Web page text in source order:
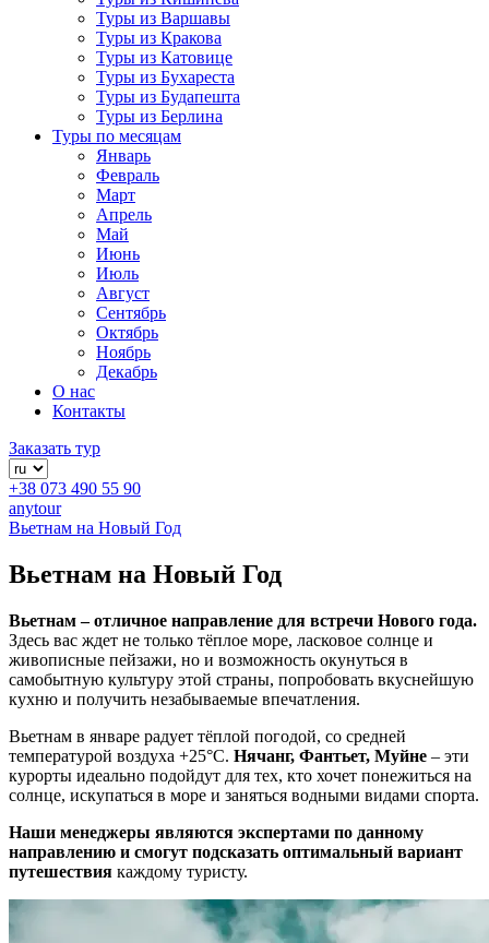
Туры из Варшавы
Туры из Кракова
Туры из Катовице
Туры из Бухареста
Туры из Будапешта
Туры из Берлина
Туры по месяцам
Январь
Февраль
Март
Апрель
Май
Июнь
Июль
Август
Сентябрь
Октябрь
Ноябрь
Декабрь
О нас
Контакты
Заказать тур
+38 073 490 55 90
anytour
Вьетнам на Новый Год
Вьетнам на Новый Год
Вьетнам – отличное направление для встречи Нового года.
Здесь вас ждет не только тёплое море, ласковое солнце и
живописные пейзажи, но и возможность окунуться в
самобытную культуру этой страны, попробовать вкуснейшую
кухню и получить незабываемые впечатления.
Вьетнам в январе радует тёплой погодой, со средней
температурой воздуха +25°C. Нячанг, Фантьет, Муйне – эти
курорты идеально подойдут для тех, кто хочет понежиться на
солнце, искупаться в море и заняться водными видами спорта.
Наши менеджеры являются экспертами по данному
направлению и смогут подсказать оптимальный вариант
путешествия каждому туристу.